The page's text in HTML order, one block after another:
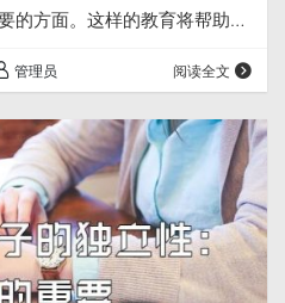
的方面。这样的教育将帮助孩
内心和情绪。只有这样才能培
的发展和进步。
管理员 阅读全文